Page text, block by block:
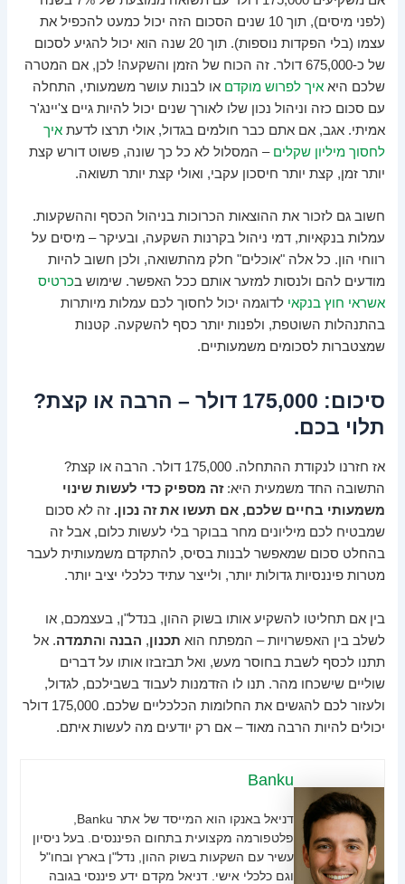
(לפני מיסים), תוך 10 שנים הסכום הזה יכול כמעט להכפיל את
עצמו (בלי הפקדות נוספות). תוך 20 שנה הוא יכול להגיע לסכום
של כ-675,000 דולר. זה הכוח של הזמן והשקעה! לכן, אם המטרה
שלכם היאאיך לפרוש מוקדם או לבנות עושר משמעותי, התחלה
עם סכום כזה וניהול נכון שלו לאורך שנים יכול להיות גיים צ'יינג'ר
אמיתי. אגב, אם אתם כבר חולמים בגדול, אולי תרצו לדעתאיך
לחסוך מיליון שקלים – המסלול לא כל כך שונה, פשוט דורש קצת
יותר זמן, קצת יותר חיסכון עקבי, ואולי קצת יותר תשואה.
חשוב גם לזכור את ההוצאות הכרוכות בניהול הכסף וההשקעות.
עמלות בנקאיות, דמי ניהול בקרנות השקעה, ובעיקר – מיסים על
רווחי הון. כל אלה "אוכלים" חלק מהתשואה, ולכן חשוב להיות
מודעים להם ולנסות למזער אותם ככל האפשר. שימוש בכרטיס
אשראי חוץ בנקאי לדוגמה יכול לחסוך לכם עמלות מיותרות
בהתנהלות השוטפת, ולפנות יותר כסף להשקעה. קטנות
שמצטברות לסכומים משמעותיים.
סיכום: 175,000 דולר – הרבה או קצת?
תלוי בכם.
אז חזרנו לנקודת ההתחלה. 175,000 דולר. הרבה או קצת?
התשובה החד משמעית היא:זה מספיק כדי לעשות שינוי
משמעותי בחיים שלכם, אם תעשו את זה נכון. זה לא סכום
שמבטיח לכם מיליונים מחר בבוקר בלי לעשות כלום, אבל זה
בהחלט סכום שמאפשר לבנות בסיס, להתקדם משמעותית לעבר
מטרות פיננסיות גדולות יותר, ולייצר עתיד כלכלי יציב יותר.
בין אם תחליטו להשקיע אותו בשוק ההון, בנדל"ן, בעצמכם, או
לשלב בין האפשרויות – המפתח הוא תכנון, הבנה והתמדה. אל
תתנו לכסף לשבת בחוסר מעש, ואל תבזבזו אותו על דברים
שוליים שישכחו מהר. תנו לו הזדמנות לעבוד בשבילכם, לגדול,
ולעזור לכם להגשים את החלומות הכלכליים שלכם. 175,000 דולר
יכולים להיות הרבה מאוד – אם רק יודעים מה לעשות איתם.
Banku
פלטפורמה מקצועית בתחום הפיננסים. בעל ניסיון
עשיר עם השקעות בשוק ההון, נדל"ן בארץ ובחו"ל
וגם כלכלי אישי. דניאל מקדם ידע פיננסי בגובה